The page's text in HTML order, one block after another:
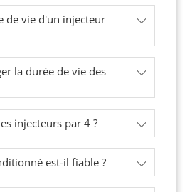
de vie d'un injecteur
la durée de vie des
injecteurs par 4 ?
est-il fiable ?